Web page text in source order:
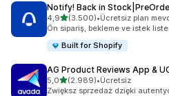
Notify! Back in
4,95 yıldız üzerinden
(3.500)
toplam 3500 değerlendirme
•Ücretsiz plan
Ön sipariş, bekleme ve istek
Built for Shopify
AG Product Reviews App &
5,05 yıldız üzerinden
(2.989)
toplam 2989 değerlendirme
•Ücretsiz
Zwiększ sprzedaż dzięki